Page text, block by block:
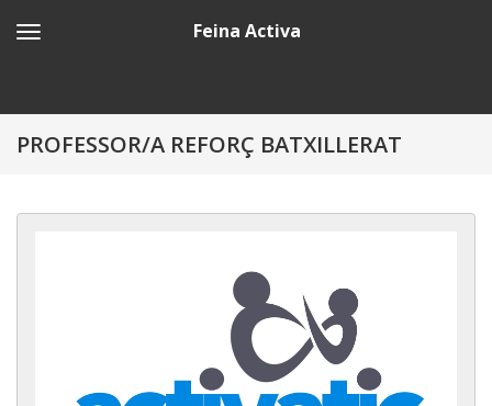
Feina Activa
PROFESSOR/A REFORÇ BATXILLERAT